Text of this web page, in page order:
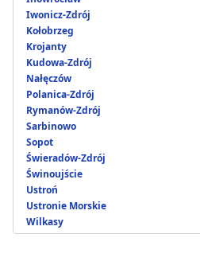
Iwonicz-Zdrój
Kołobrzeg
Krojanty
Kudowa-Zdrój
Nałęczów
Polanica-Zdrój
Rymanów-Zdrój
Sarbinowo
Sopot
Świeradów-Zdrój
Świnoujście
Ustroń
Ustronie Morskie
Wilkasy